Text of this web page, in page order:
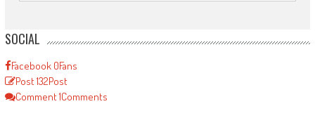
SOCIAL
Facebook 0Fans
Post132Post
Comment1Comments